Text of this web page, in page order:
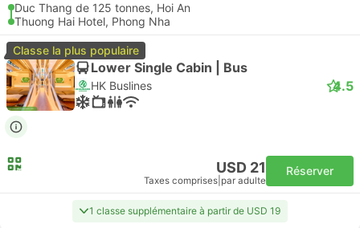
Duc Thang de 125 tonnes, Hoi An
Thuong Hai Hotel, Phong Nha
Classe la plus populaire
Lower Single Cabin | Bus
HK Buslines 4.5
USD 21
Taxes comprises par adulte
Réserver
1 classe supplémentaire à partir de USD 19